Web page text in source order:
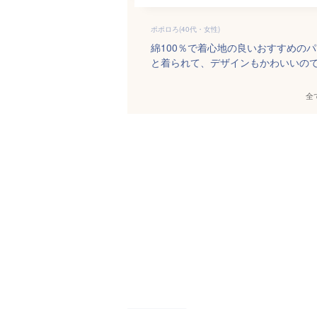
ポポロろ(40代・女性)
綿100％で着心地の良いおすすめの
と着られて、デザインもかわいいの
全